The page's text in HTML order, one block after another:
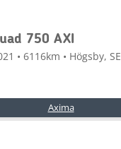
750 AXI
• 6116km • Högsby, SE
Axima